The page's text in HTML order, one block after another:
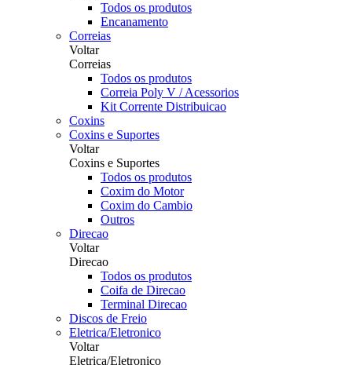
Todos os produtos
Encanamento
Correias
Voltar
Correias
Todos os produtos
Correia Poly V / Acessorios
Kit Corrente Distribuicao
Coxins
Coxins e Suportes
Voltar
Coxins e Suportes
Todos os produtos
Coxim do Motor
Coxim do Cambio
Outros
Direcao
Voltar
Direcao
Todos os produtos
Coifa de Direcao
Terminal Direcao
Discos de Freio
Eletrica/Eletronico
Voltar
Eletrica/Eletronico